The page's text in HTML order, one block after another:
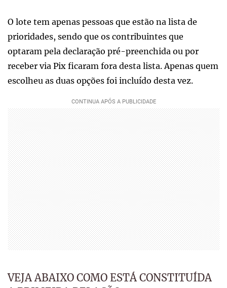
O lote tem apenas pessoas que estão na lista de
prioridades, sendo que os contribuintes que
optaram pela declaração pré-preenchida ou por
receber via Pix ficaram fora desta lista. Apenas quem
escolheu as duas opções foi incluído desta vez.
VEJA ABAIXO COMO ESTÁ CONSTITUÍDA